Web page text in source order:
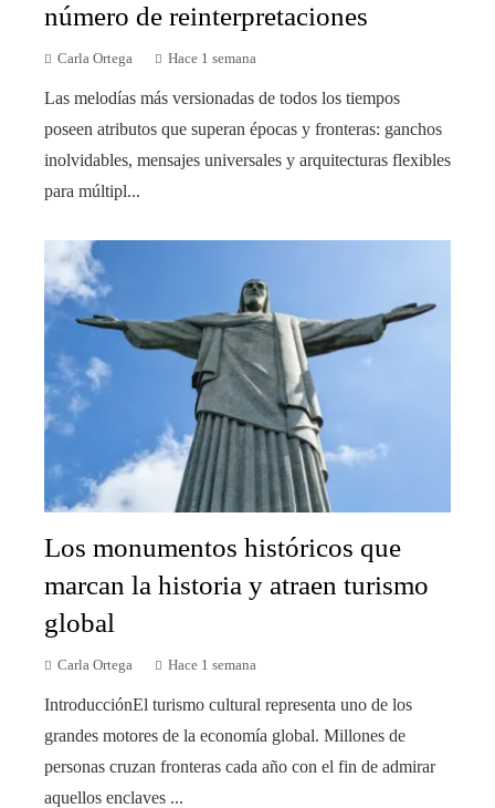
número de reinterpretaciones
Carla Ortega Hace 1 semana
Las melodías más versionadas de todos los tiempos
poseen atributos que superan épocas y fronteras: ganchos
inolvidables, mensajes universales y arquitecturas flexibles
para múltipl...
Los monumentos históricos que
marcan la historia y atraen turismo
global
Carla Ortega Hace 1 semana
IntroducciónEl turismo cultural representa uno de los
grandes motores de la economía global. Millones de
personas cruzan fronteras cada año con el fin de admirar
aquellos enclaves ...